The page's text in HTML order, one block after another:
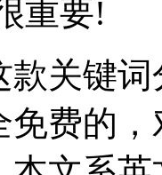
重要!
款关键
费的